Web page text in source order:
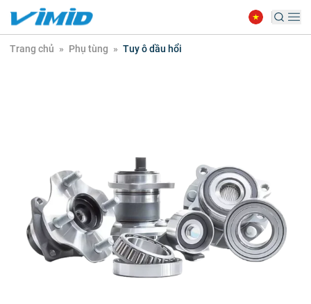
Trang chủ » Phụ tùng » Tuy ô dầu hổi